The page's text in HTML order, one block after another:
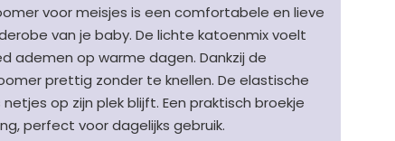
voor meisjes is een comfortabele en lieve
van je baby. De lichte katoenmix voelt
ademen op warme dagen. Dankzij de
prettig zonder te knellen. De elastische
op zijn plek blijft. Een praktisch broekje
perfect voor dagelijks gebruik.